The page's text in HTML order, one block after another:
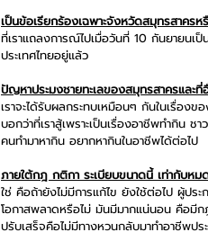
เป็นข้อเรียกร้องเฉพาะจังหวัดสมุทรสาครห
ที่เราแถลงการณ์ไปเมื่อวันที่ 10 กันยายน
ประเทศไทยอยู่แล้ว
ปัญหาประมงชายทะเลของสมุทรสาครและ
เราจะได้รับผลกระทบเหมือนๆ กันในเรื่อ
บอกว่าที่เราสู้เพราะเป็นเรื่องอาชีพทำกิน ช
คนทำมาหากิน อยากหากินในอาชีพได้ต่อไป
ภายใต้กฎ กติกา ระเบียบขนาดนี้ เท่ากับหม
ใช่ คือถ้ายังไม่มีการแก้ไข ยังใช้ต่อไป ผู้ป
โอกาสพลาดหรือไม่ มันมีมากแน่นอน คือมี
ปรับเสร็จคือไม่มีทางหวนกลับมาทำอาชีพป